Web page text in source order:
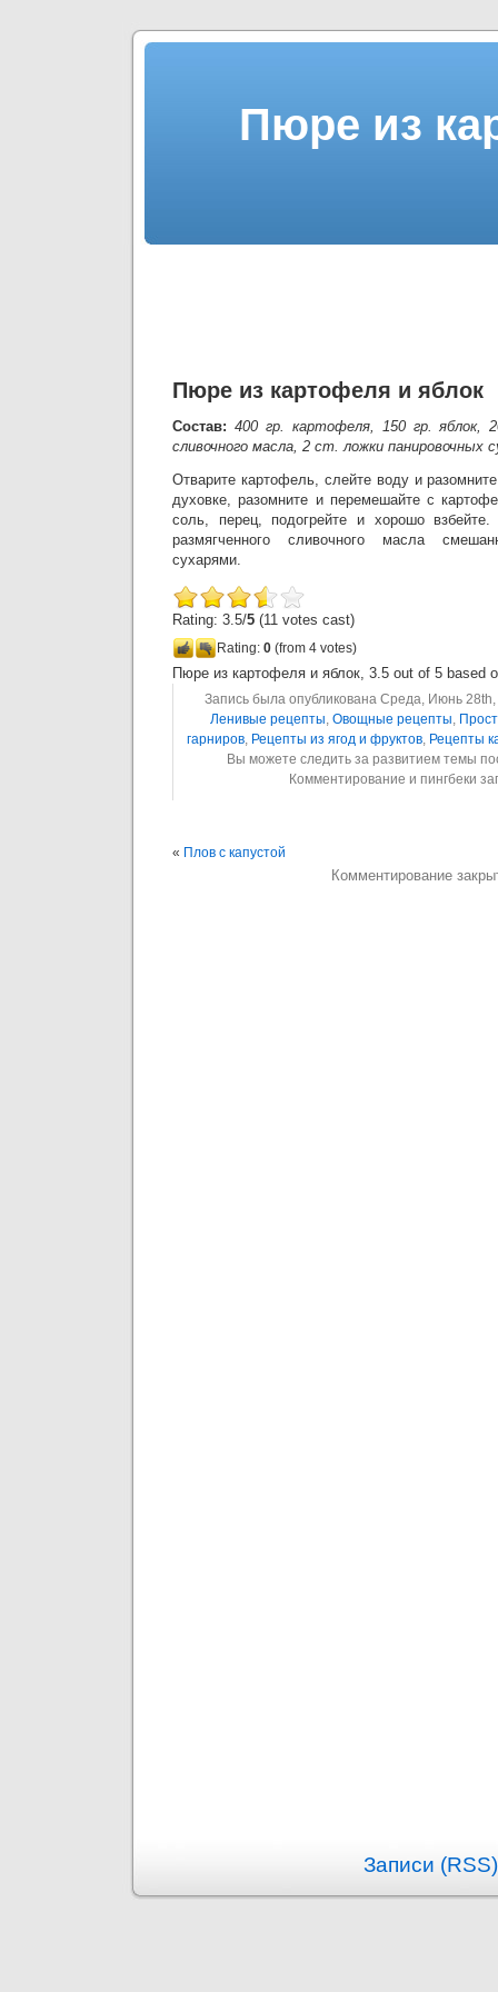
Пюре из
Пюре из картофеля и яблок
Состав: 400 гр. картофеля, 150 гр. яблок,
сливочного масла, 2 ст. ложки панировочных
Отварите картофель, слейте воду и
духовке, разомните и перемешайте с
соль, перец, подогрейте и хорошо
размягченного сливочного масла
сухарями.
Rating: 3.5/5 (11 votes cast)
Rating: 0 (from 4 votes)
Пюре из картофеля и яблок, 3.5 out of 5 based
Запись была опубликована Среда, Июнь 28th,
Ленивые рецепты, Овощные рецепты,
гарниров, Рецепты из ягод и фруктов, Рецепты
Вы можете следить за развитием темы
Комментирование и пингбеки
« Плов с капустой
Комментирование
Записи (RSS)